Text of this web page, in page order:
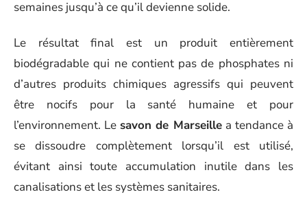
semaines jusqu’à ce qu’il devienne solide.
Le résultat final est un produit entièrement
biodégradable qui ne contient pas de phosphates ni
d’autres produits chimiques agressifs qui peuvent
être nocifs pour la santé humaine et pour
l’environnement. Le savon de Marseillea tendance à
se dissoudre complètement lorsqu’il est utilisé,
évitant ainsi toute accumulation inutile dans les
canalisations et les systèmes sanitaires.